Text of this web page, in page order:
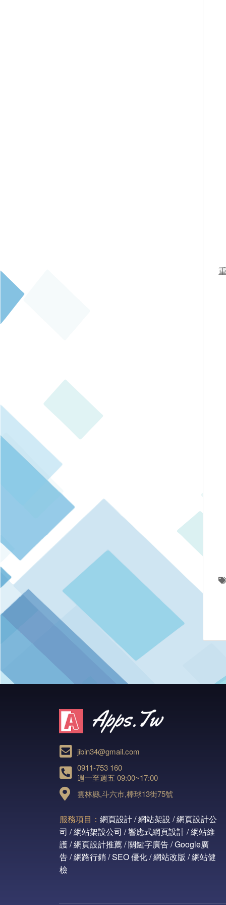
jibin34@gmail.com
0911-753 160
週一至週五 09:00~17:00
雲林縣,斗六市,棒球13街75號
服務項目： 網頁設計 / 網站架設 / 網頁設計公
司 / 網站架設公司 / 響應式網頁設計 / 網站維
護 / 網頁設計推薦 / 關鍵字廣告 / Google廣
告 / 網路行銷 / SEO 優化 / 網站改版 / 網站健
檢